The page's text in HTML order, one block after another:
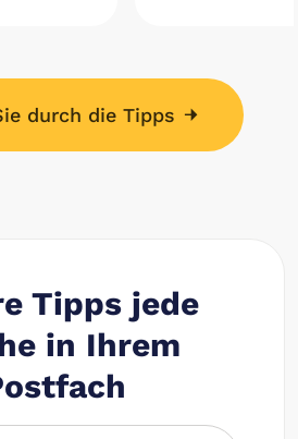
durch die Tipps
Tipps jede
in Ihrem